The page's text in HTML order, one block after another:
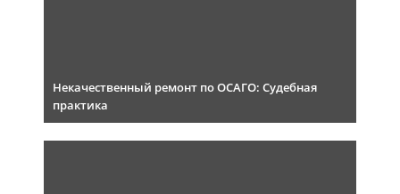
Некачественный ремонт по ОСАГО: Судебная
практика